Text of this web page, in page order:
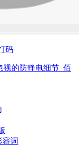
码
视的防静电细节_佰
容词